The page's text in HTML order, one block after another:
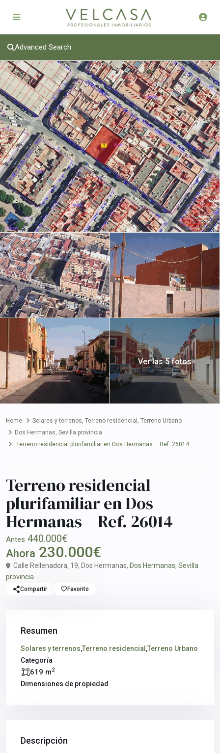
Advanced Search
Ver las 5 fotos
Home Solares y terrenos, Terreno residencial , Terreno Urbano
Dos Hermanas, Sevilla provincia
Terreno residencial plurifamiliar en Dos Hermanas – Ref. 26014
Terreno residencial
plurifamiliar en Dos
Hermanas – Ref. 26014
Antes 440.000€
Ahora 230.000€
Calle Rellenadora, 19, Dos Hermanas, Dos Hermanas, Sevilla
provincia
Compartir Favorito
Resumen
Solares y terrenos,Terreno residencial ,Terreno Urbano
Categoría
619 m2
Dimensiones de propiedad
Descripción